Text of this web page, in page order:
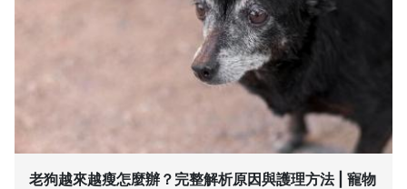
老狗越來越瘦怎麼辦？完整解析原因與護理方法 | 寵物